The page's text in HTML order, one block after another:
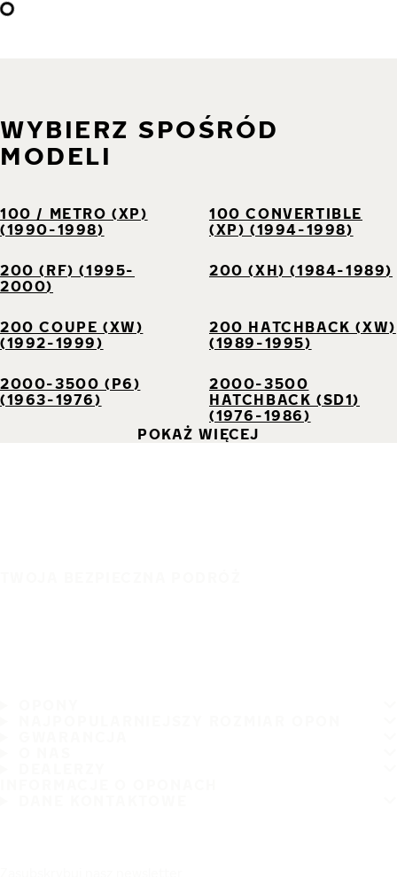
WYBIERZ SPOŚRÓD
MODELI
100 / METRO (XP)
(1990-1998)
100 CONVERTIBLE
(XP) (1994-1998)
200 (RF) (1995-
2000)
200 (XH) (1984-1989)
200 COUPE (XW)
(1992-1999)
200 HATCHBACK (XW)
(1989-1995)
2000-3500 (P6)
(1963-1976)
2000-3500
HATCHBACK (SD1)
(1976-1986)
POKAŻ WIĘCEJ